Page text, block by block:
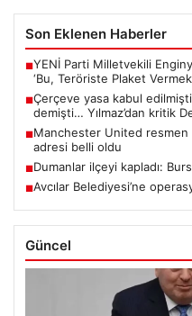
Son Eklenen Haberler
■YENİ Parti Milletvekili
‘Bu, Teröriste Plaket
■Çerçeve yasa kabul
demişti… Yılmaz’dan kritik
■Manchester United resmen
adresi belli oldu
■Dumanlar ilçeyi kapladı:
■Avcılar Belediyesi’ne
Güncel